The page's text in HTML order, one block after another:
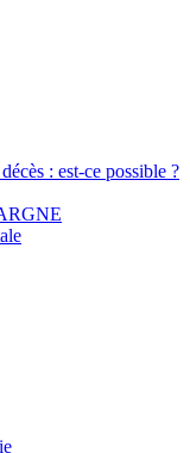
: est-ce possible ?